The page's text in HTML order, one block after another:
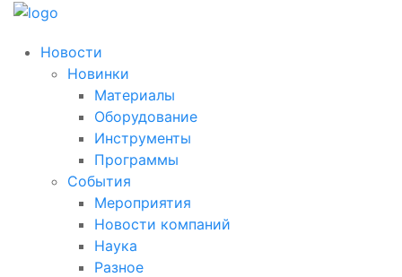
Новости
Новинки
Материалы
Оборудование
Инструменты
Программы
События
Мероприятия
Новости компаний
Наука
Разное